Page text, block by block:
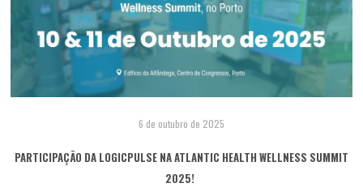
6 de outubro de 2025
PARTICIPAÇÃO DA LOGICPULSE NA ATLANTIC HEALTH WELLNESS SUMMIT
2025!